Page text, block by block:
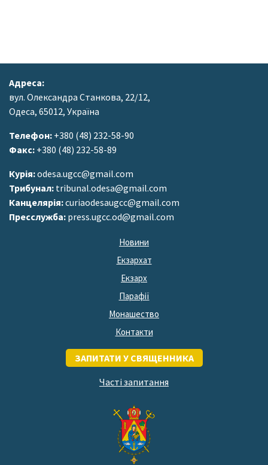
Адреса:
вул. Олександра Станкова, 22/12,
Одеса, 65012, Україна
Телефон: +380 (48) 232-58-90
Факс: +380 (48) 232-58-89
Курія:odesa.ugcc@gmail.com
Трибунал: tribunal.odesa@gmail.com
Канцелярія:curiaodesaugcc@gmail.com
Пресслужба: press.ugcc.od@gmail.com
Новини
Екзархат
Екзарх
Парафії
Монашество
Контакти
ЗАПИТАТИ У СВЯЩЕННИКА
Часті запитання